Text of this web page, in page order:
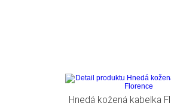
Hnedá kožená kabelka